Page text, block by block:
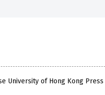
University of Hong Kong Press